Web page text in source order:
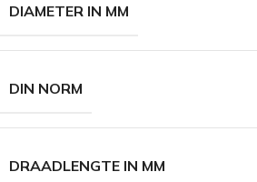
DIAMETER IN MM
DIN NORM
DRAADLENGTE IN MM